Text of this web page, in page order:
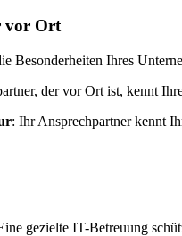
vor Ort
Besonderheiten Ihres
der vor Ort ist, kennt
: Ihr Ansprechpartner kennt
gezielte IT-Betreuung